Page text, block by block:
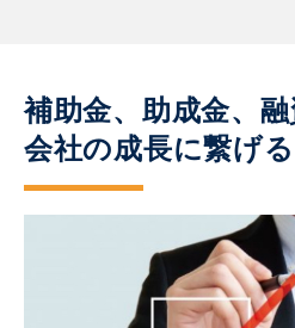
補助金、助成金、
会社の成長に繋げる